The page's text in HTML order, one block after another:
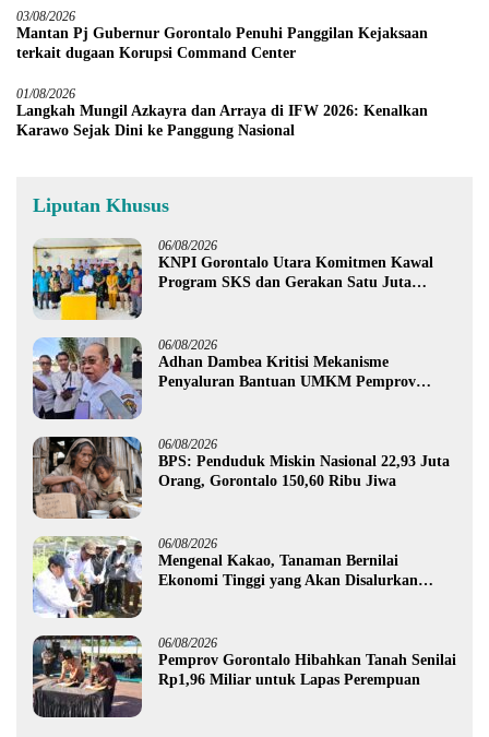
03/08/2026
Mantan Pj Gubernur Gorontalo Penuhi Panggilan Kejaksaan
terkait dugaan Korupsi Command Center
01/08/2026
Langkah Mungil Azkayra dan Arraya di IFW 2026: Kenalkan
Karawo Sejak Dini ke Panggung Nasional
Liputan Khusus
06/08/2026
KNPI Gorontalo Utara Komitmen Kawal
Program SKS dan Gerakan Satu Juta
06/08/2026
Adhan Dambea Kritisi Mekanisme
Penyaluran Bantuan UMKM Pemprov
06/08/2026
BPS: Penduduk Miskin Nasional 22,93 Juta
Orang, Gorontalo 150,60 Ribu Jiwa
06/08/2026
Mengenal Kakao, Tanaman Bernilai
Ekonomi Tinggi yang Akan Disalurkan
06/08/2026
Pemprov Gorontalo Hibahkan Tanah Senilai
Rp1,96 Miliar untuk Lapas Perempuan